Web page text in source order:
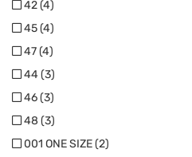
42 (4)
45 (4)
47 (4)
44 (3)
46 (3)
48 (3)
001 ONE SIZE (2)